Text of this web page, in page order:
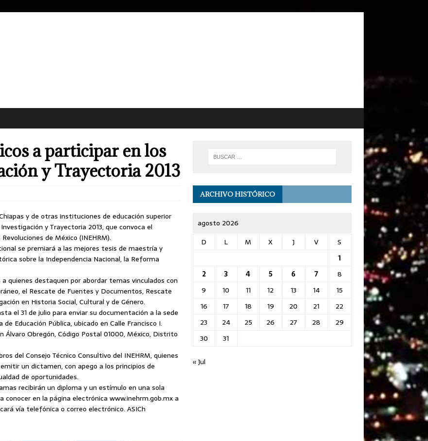
a participar en los
y Trayectoria 2013
y de otras instituciones de educación superior
y Trayectoria 2013, que convoca el
de México (INEHRM).
se premiará a las mejores tesis de maestría y
sobre la Independencia Nacional, la Reforma
quienes destaquen por abordar temas vinculados con
el Rescate de Fuentes y Documentos, Rescate
en Historia Social, Cultural y de Género.
el 31 de julio para enviar su documentación a la sede
Educación Pública, ubicado en Calle Francisco I.
Álvaro Obregón, Código Postal 01000, México, Distrito
del Consejo Técnico Consultivo del INEHRM, quienes
un dictamen, con apego a los principios de
de oportunidades.
recibirán un diploma y un estímulo en una sola
conocer en la página electrónica www.inehrm.gob.mx a
vía telefónica o correo electrónico. ASICh
ARCHIVO HISTÓRICO
agosto 2026
D
L M X J V
S
1
2
3 4 5 6 7
8
9
10 11 12 13 14
15
16
17 18 19 20 21
22
23
24 25 26 27 28
29
30
31
« Jul